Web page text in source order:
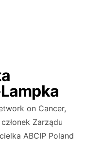
on Cancer,
Zarządu
ABCIP Poland